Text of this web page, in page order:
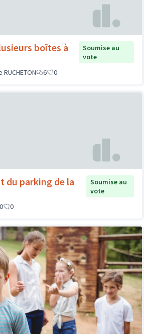
boîtes à
Soumise au
vote
6 0
du parking de la
Soumise au
vote
0 0